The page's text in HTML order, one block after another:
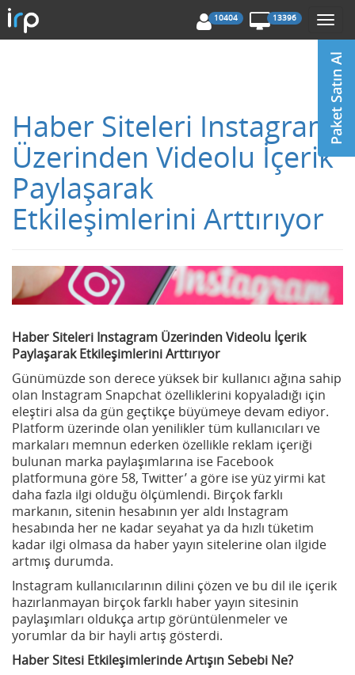
10404 13396
Haber Siteleri Instagram
Üzerinden Videolu İçerik
Paylaşarak
Etkileşimlerini Arttırıyor
Haber Siteleri Instagram Üzerinden Videolu İçerik
Paylaşarak Etkileşimlerini Arttırıyor
Günümüzde son derece yüksek bir kullanıcı ağına sahip
olan Instagram Snapchat özelliklerini kopyaladığı için
eleştiri alsa da gün geçtikçe büyümeye devam ediyor.
Platform üzerinde olan yenilikler tüm kullanıcıları ve
markaları memnun ederken özellikle reklam içeriği
bulunan marka paylaşımlarına ise Facebook
platformuna göre 58, Twitter’ a göre ise yüz yirmi kat
daha fazla ilgi olduğu ölçümlendi. Birçok farklı
markanın, sitenin hesabının yer aldı Instagram
hesabında her ne kadar seyahat ya da hızlı tüketim
kadar ilgi olmasa da haber yayın sitelerine olan ilgide
artmış durumda.
Instagram kullanıcılarının dilini çözen ve bu dil ile içerik
hazırlanmayan birçok farklı haber yayın sitesinin
paylaşımları oldukça artıp görüntülenmeler ve
yorumlar da bir hayli artış gösterdi.
Haber Sitesi Etkileşimlerinde Artışın Sebebi Ne?